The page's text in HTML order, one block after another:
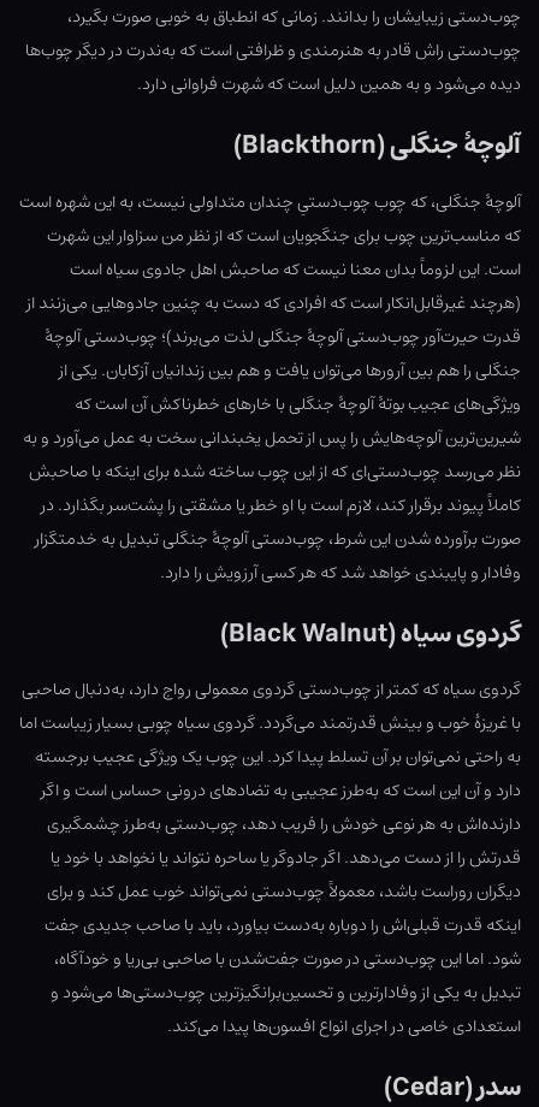
چوب‌دستی زیبایشان را بدانند. زمانی که انطباق به خوبی صورت بگیرد،
چوب‌دستی راش قادر به هنرمندی و ظرافتی است که به‌ندرت در دیگر چو‌ب‌ها
دیده می‌شود و به همین دلیل است که شهرت فراوانی دارد.
آلوچهٔ جنگلی (Blackthorn)
آلوچهٔ جنگلی، که چوب چوب‌دستیِ چندان متداولی نیست، به این شهره است
که مناسب‌ترین چوب برای جنگجویان است که از نظر من سزاوار این شهرت
است. این لزوماً بدان معنا نیست که صاحبش اهل جادوی سیاه است
(هرچند غیرقابل‌انکار است که افرادی که دست به چنین جادوهایی می‌زنند از
قدرت حیرت‌‎آور چوب‌دستی آلوچهٔ جنگلی لذت می‌برند)؛ چوب‌دستی آلوچهٔ
جنگلی را هم بین آرورها می‌توان یافت و هم بین زندانیان آزکابان. یکی از
ویژگی‌های عجیب بوتهٔ آلوچهٔ جنگلی با خارهای خطرناکش آن است که
شیرین‌ترین آلوچه‌هایش را پس از تحمل یخبندانی سخت به عمل می‌آورد و به
نظر می‌رسد چوب‌دستی‌ای که از این چوب ساخته شده برای اینکه با صاحبش
کاملاً پیوند برقرار کند، لازم است با او خطر یا مشقتی را پشت‌سر بگذارد. در
صورت برآورده شدن این شرط، چوب‌دستی آلوچهٔ جنگلی تبدیل به خدمتگزار
وفادار و پایبندی خواهد شد که هر کسی آرزویش را دارد.
گردوی سیاه (Black Walnut)
گردوی سیاه که کمتر از چوب‌دستی گردوی معمولی رواج دارد، به‌دنبال صاحبی
با غریزهٔ خوب و بینش قدرتمند می‌گردد. گردوی سیاه چوبی بسیار زیباست اما
به راحتی نمی‌توان بر آن تسلط پیدا کرد. این چوب یک ویژگی عجیب برجسته
دارد و آن این است که به‌طرز عجیبی به تضادهای درونی حساس است و اگر
دارنده‌اش به هر نوعی خودش را فریب دهد، چوب‌دستی به‌طرز چشمگیری
قدرتش را از دست می‌دهد. اگر جادوگر یا ساحره نتواند یا نخواهد با خود یا
دیگران روراست باشد، معمولاً چوب‌دستی نمی‌تواند خوب عمل کند و برای
اینکه قدرت قبلی‌اش را دوباره به‌دست بیاورد، باید با صاحب جدیدی جفت
شود. اما این چوب‌دستی در صورت جفت‌شدن با صاحبی بی‌ریا و خودآگاه،
تبدیل به یکی از وفادارترین و تحسین‌برانگیزترین چوب‌دستی‌ها می‌شود و
استعدادی خاصی در اجرای انواع افسون‌ها پیدا می‌کند.
سدر (Cedar)